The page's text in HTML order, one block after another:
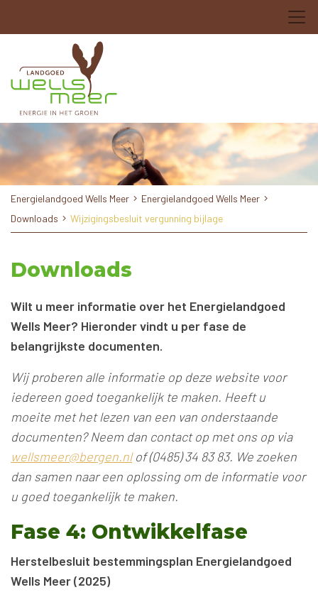
Energielandgoed Wells Meer
Energielandgoed Wells Meer
Downloads
Wijzigingsbesluit vergunning bijlage
Downloads
Wilt u meer informatie over het Energielandgoed
Wells Meer? Hieronder vindt u per fase de
belangrijkste documenten.
Wij proberen alle informatie op deze website voor
iedereen goed toegankelijk te maken. Heeft u
moeite met het lezen van een van onderstaande
documenten? Neem dan contact op met ons op via
wellsmeer@bergen.nlof (0485) 34 83 83. We zoeken
dan samen naar een oplossing om de informatie voor
u goed toegankelijk te maken.
Fase 4: Ontwikkelfase
Herstelbesluit bestemmingsplan Energielandgoed
Wells Meer (2025)